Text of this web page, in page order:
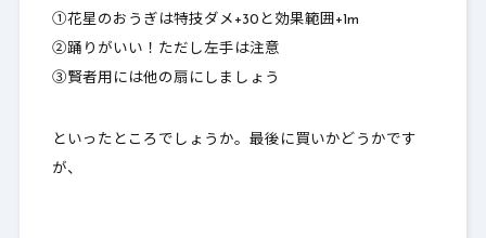
①花星のおうぎは特技ダメ+30と効果範囲+1m
②踊りがいい！ただし左手は注意
③賢者用には他の扇にしましょう
といったところでしょうか。最後に買いかどうかです
が、